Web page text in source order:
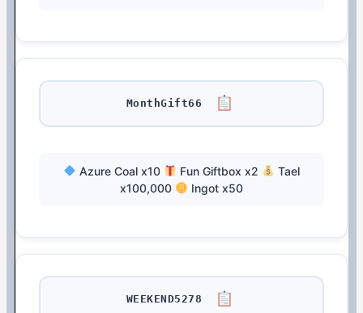
MonthGift66
Azure Coal x10 Fun Giftbox x2
Tael
x100,000
Ingot x50
WEEKEND5278